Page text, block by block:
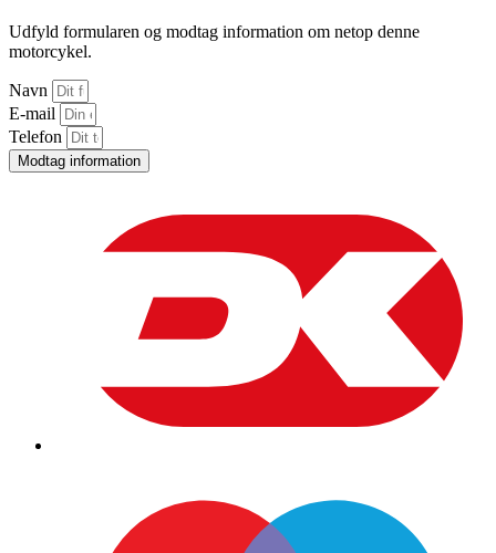
Udfyld formularen og modtag information om netop denne
motorcykel.
Navn
E-mail
Telefon
Modtag information